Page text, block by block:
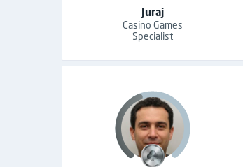
Juraj
Casino Games
Specialist